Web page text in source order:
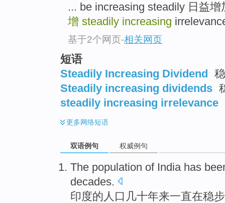
... be increasing steadily 日益
增 steadily increasing
基于2个网页-相关网页
短语
Steadily Increasing Dividend
Steadily increasing dividends
steadily increasing irrelevance
更多网络短语
双语例句 权威例句
The population of India has
decades.
印度的 人口 几十年来一直在稳步